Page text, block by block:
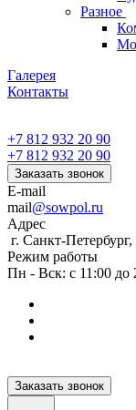
Разное
Галерея
Контакты
+7 812 932 20 90
+7 812 932 20 90
Заказать звонок
E-mail
mail@sowpol.ru
Адрес
г. Санкт-
Режим работы
Пн - Вск: с 11:00 до
Заказать звонок